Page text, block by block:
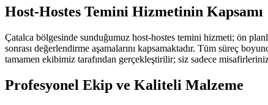
Host-Hostes Temini Hizmetinin Kapsamı
Çatalca bölgesinde sunduğumuz host-hostes temini hizmeti; ön
sonrası değerlendirme aşamalarını kapsamaktadır. Tüm süreç
tamamen ekibimiz tarafından gerçekleştirilir; siz sadece
Profesyonel Ekip ve Kaliteli Malzeme